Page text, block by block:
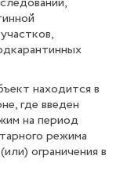
находится в
где введен
на период
режима
ограничения в